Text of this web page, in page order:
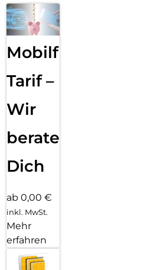
Mobilfunk
Tarif –
Wir
beraten
Dich
ab 0,00 €
inkl. MwSt.
Mehr
erfahren